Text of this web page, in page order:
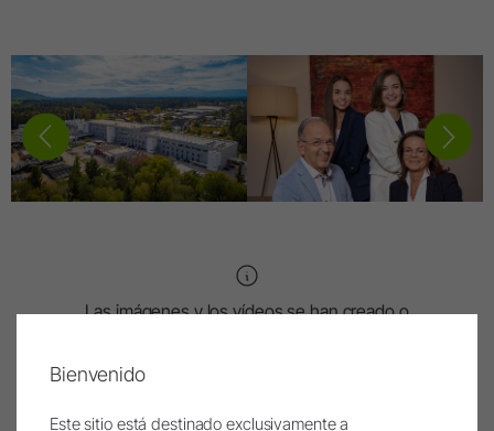
Las imágenes y los vídeos se han creado o
artificial. El contenido correspondiente está
Bienvenido
Este sitio está destinado exclusivamente a